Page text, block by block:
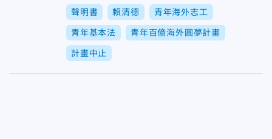
聲明書 賴清德 青年海外志工
青年基本法 青年百億海外圓夢計畫
計畫中止